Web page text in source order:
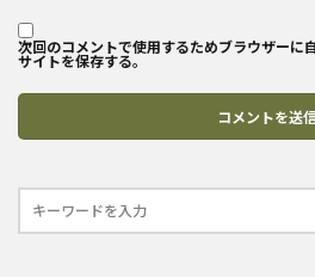
次回のコメントで使用するためブラウザーに
サイトを保存する。